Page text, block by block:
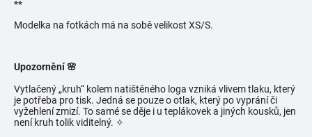
**
Modelka na fotkách má na sobě velikost XS/S.
Upozornění 🌸
Vytlačený „kruh“ kolem natištěného loga vzniká vlivem tlaku, který
je potřeba pro tisk. Jedná se pouze o otlak, který po vyprání či
vyžehlení zmizí. To samé se děje i u teplákovek a jiných kousků, jen
není kruh tolik viditelný. ✧